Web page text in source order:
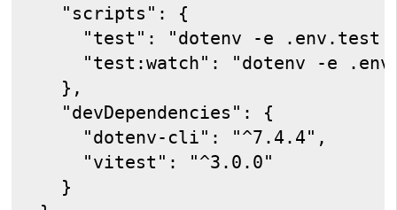
  "scripts": {
"test": "dotenv -e .env.test
"test:watch": "dotenv -e
  },
  "devDependencies": {
    "dotenv-cli": "^7.4.4",
    "vitest": "^3.0.0"
  }